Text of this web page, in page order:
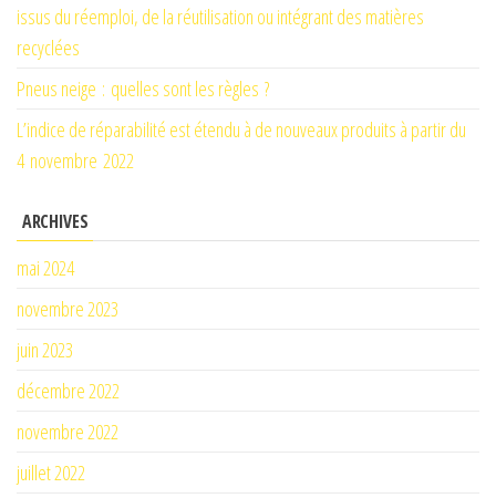
issus du réemploi, de la réutilisation ou intégrant des matières
recyclées
Pneus neige : quelles sont les règles ?
L’indice de réparabilité est étendu à de nouveaux produits à partir du
4 novembre 2022
ARCHIVES
mai 2024
novembre 2023
juin 2023
décembre 2022
novembre 2022
juillet 2022